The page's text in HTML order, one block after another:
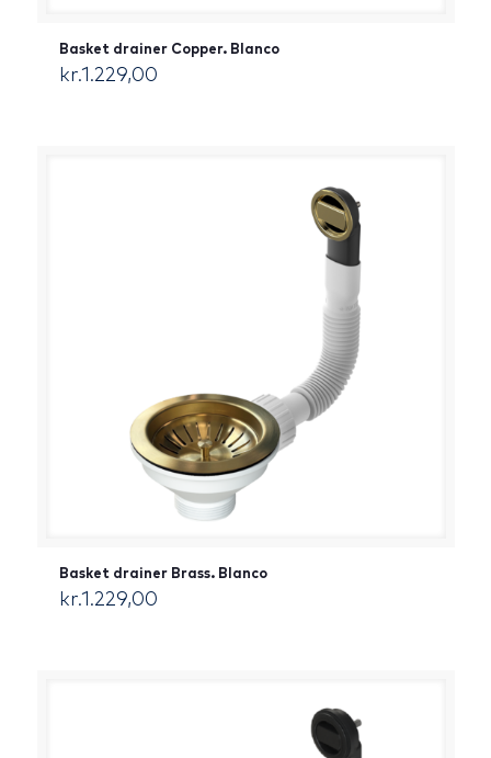
Basket drainer Copper. Blanco
kr.1.229,00
Basket drainer Brass. Blanco
kr.1.229,00